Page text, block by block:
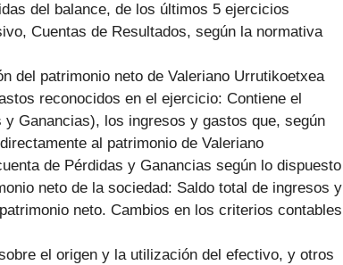
del balance, de los últimos 5 ejercicios
Cuentas de Resultados, según la normativa
del patrimonio neto de Valeriano Urrutikoetxea
reconocidos en el ejercicio: Contiene el
Ganancias), los ingresos y gastos que, según
al patrimonio de Valeriano
de Pérdidas y Ganancias según lo dispuesto
neto de la sociedad: Saldo total de ingresos y
neto. Cambios en los criterios contables
el origen y la utilización del efectivo, y otros